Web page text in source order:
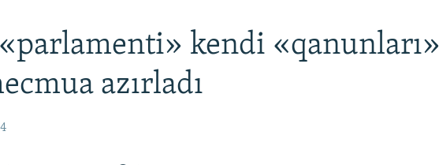
«parlamenti» kendi «qanunları»
azırladı